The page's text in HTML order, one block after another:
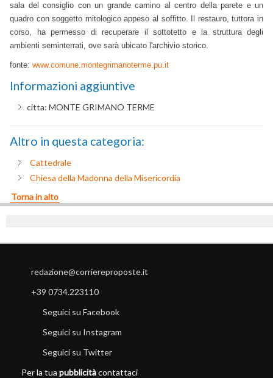
sala del consiglio con un grande camino al centro della parete e un
quadro con soggetto mitologico appeso al soffitto. Il restauro, tuttora in
corso, ha permesso di recuperare il sottotetto e la struttura degli
ambienti seminterrati, ove sarà ubicato l'archivio storico.
fonte: www.comune.montegrimanoterme.pu.it
Informazioni aggiuntive
citta: MONTE GRIMANO TERME
Altro in questa categoria:
Cattedrale
Chiesa della Madonna della Misericordia
Torna in alto
redazione@corriereproposte.it
+39 0734.223110
Seguici su Facebook
Seguici su Instagram
Seguici su Twitter
Per la tua pubblicitàcontattaci